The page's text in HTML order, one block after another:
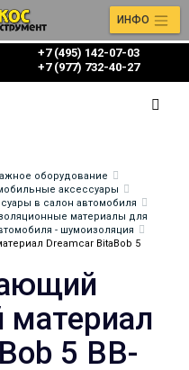
+7 (495) 142-07-03
‎‎+7 (977) 732-40-27
ИНФО
оборудование
аксессуары
в салон автомобиля
материалы для
- шумоизоляция
Dreamcar BitaBob 5
5 BB-